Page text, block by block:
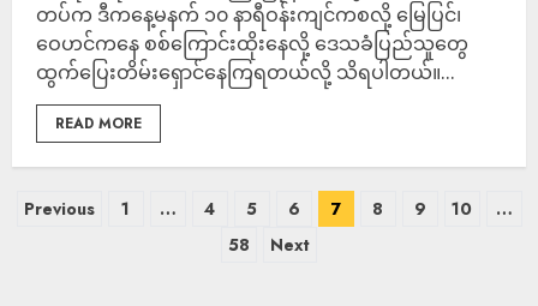
တပ်က ဒီကနေ့မနက် ၁၀ နာရီဝန်းကျင်ကစလို့ ​မြေပြင်၊
ဝေဟင်ကနေ စစ်ကြောင်းထိုးနေလို့ ဒေသခံပြည်သူတွေ
ထွက်​ပြေးတိမ်းရှောင်နေကြရတယ်လို့ သိရပါတယ်။...
READ MORE
Previous 1 … 4 5 6 7 8 9 10
…
58
Next